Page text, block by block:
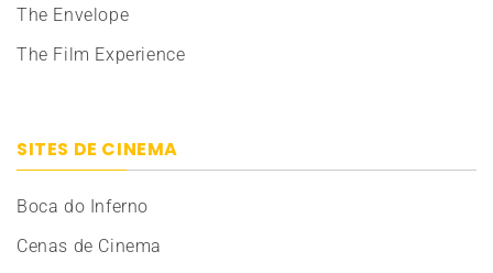
The Envelope
The Film Experience
SITES DE CINEMA
Boca do Inferno
Cenas de Cinema